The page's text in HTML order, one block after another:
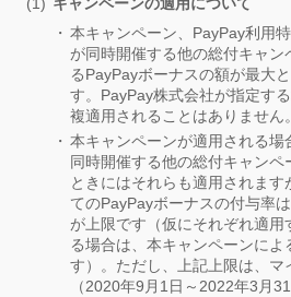
キャンペーンの適用について
本キャンペーン、PayPay利用
が同時開催する他の総付キャ
るPayPayボーナスの額が最大
す。PayPay株式会社が指定す
複適用されることはありません。
本キャンペーンが適用される
同時開催する他の総付キャン
ときにはそれらも適用されま
てのPayPayボーナスの付与率
が上限です（仮にそれぞれ適用
る場合は、本キャンペーンによ
す）。ただし、上記上限は、マ
（2020年9月1日～2022年3月